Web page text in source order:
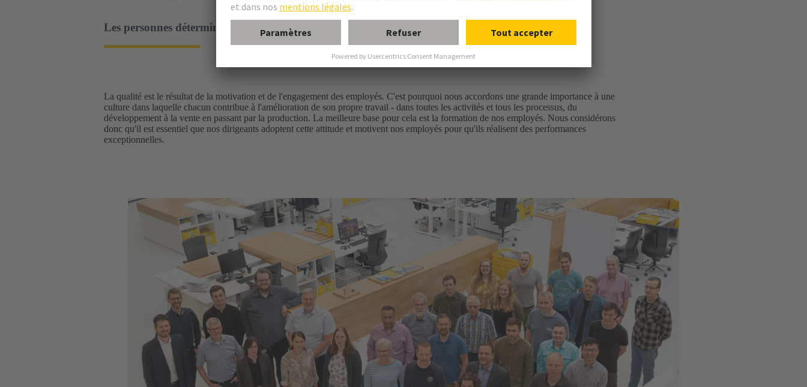
Les personnes déterminent la qualité : une culture de la réussite
La qualité est le résultat de la motivation et de l'engagement des employés. C'est pourquoi nous accordons une grande importance à une
culture dans laquelle chacun contribue à l'amélioration de son propre travail - dans toutes les activités et tous les processus, du
développement à la vente en passant par la production. La meilleure base pour cela est la formation de nos employés. Nous considérons
donc qu'il est essentiel que nos dirigeants adoptent cette attitude et motivent nos employés pour qu'ils réalisent des performances
exceptionnelles.